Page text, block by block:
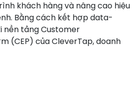
khách hàng và nâng cao hiệu
Bằng cách kết hợp data-
nền tảng Customer
(CEP) của CleverTap, doanh